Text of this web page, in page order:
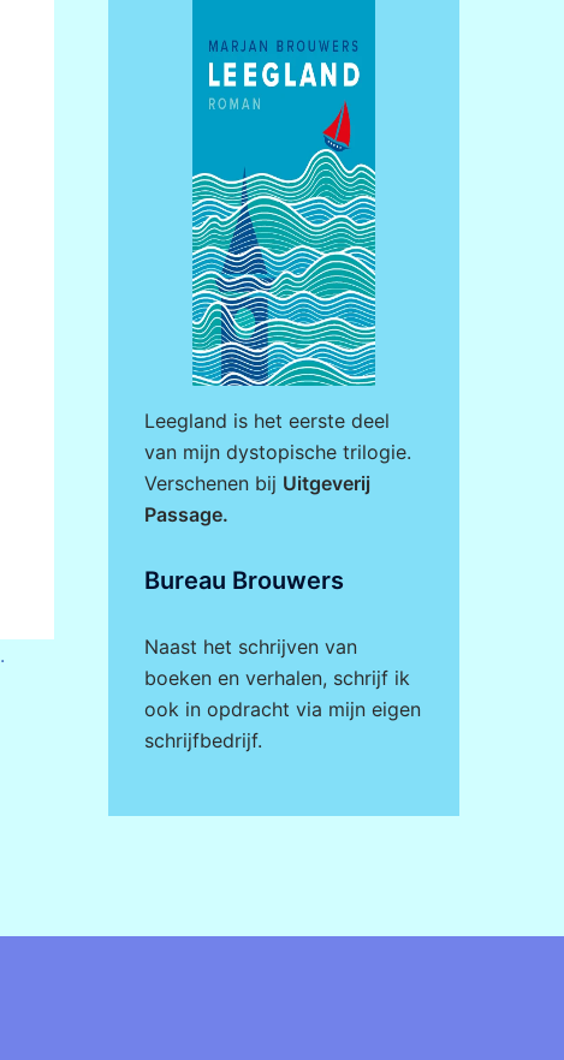
.
Leegland is het eerste deel
van mijn dystopische trilogie.
Verschenen bij Uitgeverij
Passage.
Bureau Brouwers
Naast het schrijven van
boeken en verhalen, schrijf ik
ook in opdracht via mijn eigen
schrijfbedrijf.